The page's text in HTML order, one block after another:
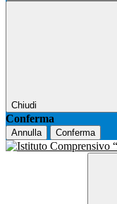
Chiudi
Conferma
Annulla Conferma